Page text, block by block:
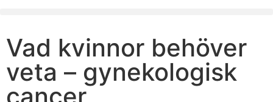
Vad kvinnor behöver
veta – gynekologisk